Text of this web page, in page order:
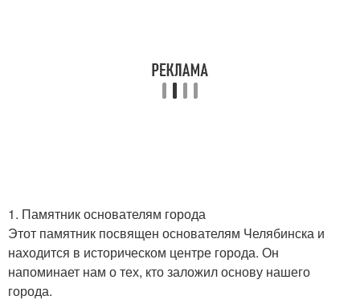
1. Памятник основателям города
Этот памятник посвящен основателям Челябинска и
находится в историческом центре города. Он
напоминает нам о тех, кто заложил основу нашего
города.